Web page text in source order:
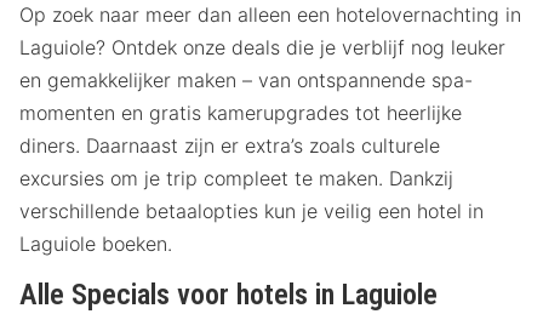
Op zoek naar meer dan alleen een hotelovernachting in
Laguiole? Ontdek onze deals die je verblijf nog leuker
en gemakkelijker maken – van ontspannende spa-
momenten en gratis kamerupgrades tot heerlijke
diners. Daarnaast zijn er extra’s zoals culturele
excursies om je trip compleet te maken. Dankzij
verschillende betaalopties kun je veilig een hotel in
Laguiole boeken.
Alle Specials voor hotels in Laguiole